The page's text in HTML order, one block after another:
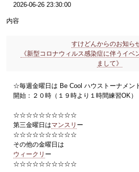
2026-06-26 23:30:00
内容
すけどんからのお知ら
《新型コロナウィルス感染症に伴うイベ
まして》
☆毎週金曜日は Be Cool ハウストーナメン
開始：２０時（１９時より１時間練習OK）
☆☆☆☆☆☆☆☆☆☆
第三金曜日はマンスリ ー
☆☆☆☆☆☆☆☆☆☆
その他の金曜日は
ウィークリ ー
☆☆☆☆☆☆☆☆☆☆